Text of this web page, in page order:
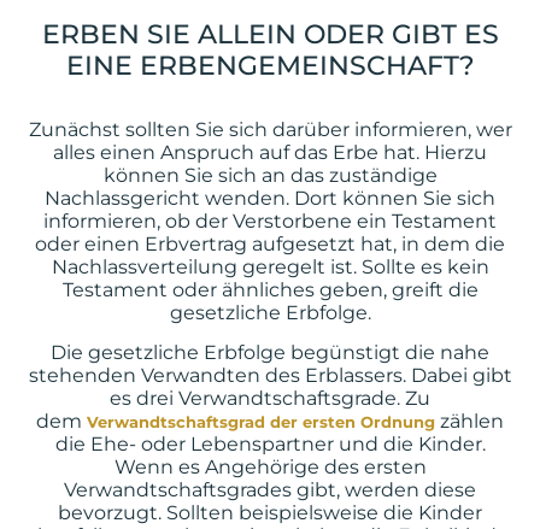
ERBEN SIE ALLEIN ODER GIBT ES
EINE ERBENGEMEINSCHAFT?
Zunächst sollten Sie sich darüber informieren, wer
alles einen Anspruch auf das Erbe hat. Hierzu
können Sie sich an das zuständige
Nachlassgericht wenden. Dort können Sie sich
informieren, ob der Verstorbene ein Testament
oder einen Erbvertrag aufgesetzt hat, in dem die
Nachlassverteilung geregelt ist. Sollte es kein
Testament oder ähnliches geben, greift die
gesetzliche Erbfolge.
Die gesetzliche Erbfolge begünstigt die nahe
stehenden Verwandten des Erblassers. Dabei gibt
es drei Verwandtschaftsgrade. Zu
dem Verwandtschaftsgrad der ersten Ordnung zählen
die Ehe- oder Lebenspartner und die Kinder.
Wenn es Angehörige des ersten
Verwandtschaftsgrades gibt, werden diese
bevorzugt. Sollten beispielsweise die Kinder